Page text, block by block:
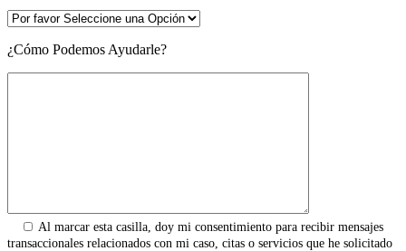
¿Cómo Podemos Ayudarle?
Al marcar esta casilla, doy mi consentimiento para recibir mensajes
transaccionales relacionados con mi caso, citas o servicios que he solicitado